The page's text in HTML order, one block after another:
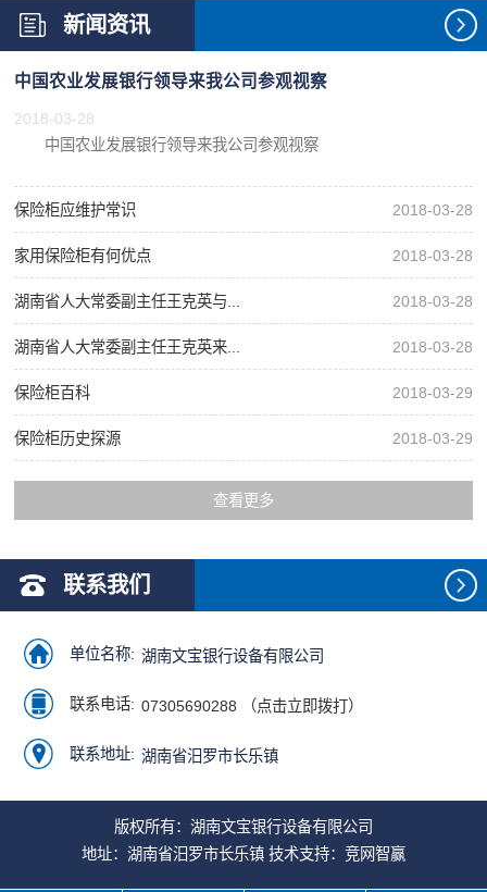
新闻资讯
中国农业发展银行领导来我公司参观视察
2018-03-28
中国农业发展银行领导来我公司参观视察
保险柜应维护常识 2018-03-28
家用保险柜有何优点 2018-03-28
湖南省人大常委副主任王克英与... 2018-03-28
湖南省人大常委副主任王克英来... 2018-03-28
保险柜百科 2018-03-29
保险柜历史探源 2018-03-29
查看更多
联系我们
单位名称: 湖南文宝银行设备有限公司
联系电话: 07305690288 （点击立即拨打）
联系地址: 湖南省汨罗市长乐镇
版权所有：湖南文宝银行设备有限公司
地址：湖南省汨罗市长乐镇 技术支持： 竞网智赢